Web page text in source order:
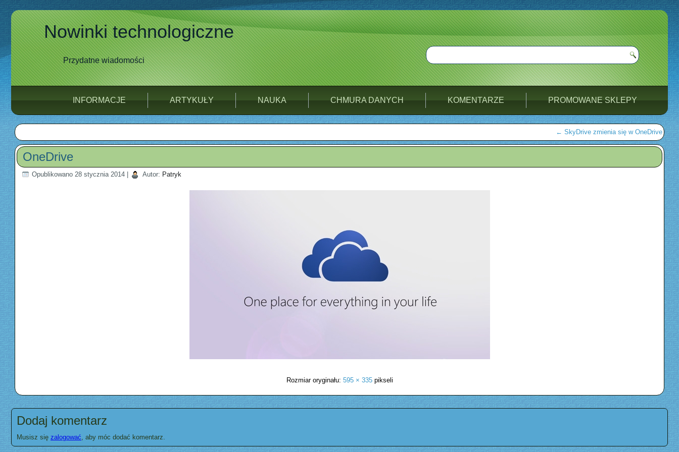
Nowinki technologiczne
Przydatne wiadomości
INFORMACJE ARTYKUŁY NAUKA CHMURA DANYCH KOMENTARZE PROMOWANE SKLEPY
← SkyDrive zmienia się w OneDrive
OneDrive
Opublikowano 28 stycznia 2014 Autor: Patryk
Rozmiar oryginału: 595 × 335pikseli
Dodaj komentarz
Musisz się zalogować, aby móc dodać komentarz.